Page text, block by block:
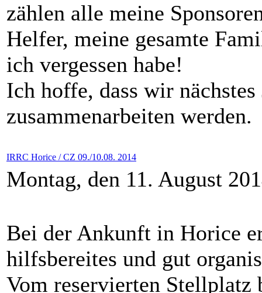
zählen alle meine
Helfer, meine gesamte
ich vergessen habe!
Ich hoffe, dass wir
zusammenarbeiten werden.
IRRC Horice / CZ 09./10.08. 2014
Montag, den 11. August
Bei der Ankunft in Horice
hilfsbereites und gut
Vom reservierten